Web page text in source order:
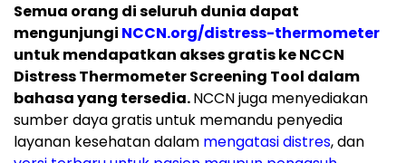
Semua orang di seluruh dunia dapat
mengunjungi NCCN.org/distress-thermometer
untuk mendapatkan akses gratis ke NCCN
Distress Thermometer Screening Tool dalam
bahasa yang tersedia.NCCN juga menyediakan
sumber daya gratis untuk memandu penyedia
layanan kesehatan dalam mengatasi distres, dan